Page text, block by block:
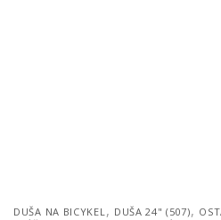
DUŠA NA BICYKEL , DUŠA 24" (507),